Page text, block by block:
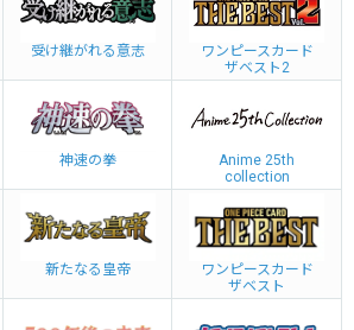
受け継がれる意志
ワンピースカード
ザベスト2
神速の拳
Anime 25th
collection
新たなる皇帝
ワンピースカード
ザベスト